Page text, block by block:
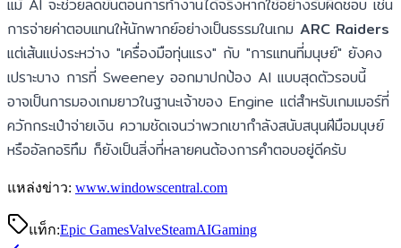
แม้ AI จะช่วยลดขั้นตอนการทำงานได้จริงหากใช้อย่างรับผิดชอบ เช่น
การจ่ายค่าตอบแทนให้นักพากย์อย่างเป็นธรรมในเกม ARC Raiders
แต่เส้นแบ่งระหว่าง "เครื่องมือทุ่นแรง" กับ "การแทนที่มนุษย์" ยังคง
เปราะบาง การที่ Sweeney ออกมาปกป้อง AI แบบสุดตัวรอบนี้
อาจเป็นการมองเกมยาวในฐานะเจ้าของ Engine แต่สำหรับเกมเมอร์ที่
ควักกระเป๋าจ่ายเงิน ความชัดเจนว่าพวกเขากำลังสนับสนุนฝีมือมนุษย์
หรืออัลกอริทึม ก็ยังเป็นสิ่งที่หลายคนต้องการคำตอบอยู่ดีครับ
แหล่งข่าว: www.windowscentral.com
แท็ก:Epic GamesValveSteamAIGaming